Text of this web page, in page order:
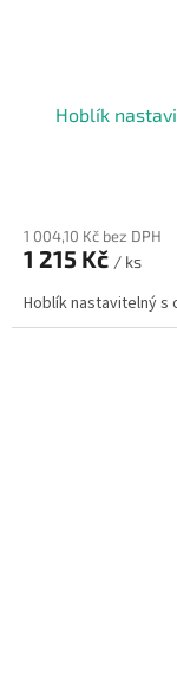
Hoblík
1 004,10 Kč bez DPH
1 215 Kč / ks
Hoblík nastavitelný s